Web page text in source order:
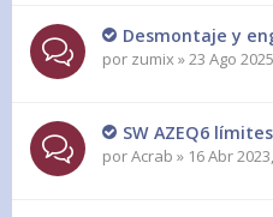
Desmontaje y
por zumix» 23 Ago
SW AZEQ6
porAcrab » 16 Abr